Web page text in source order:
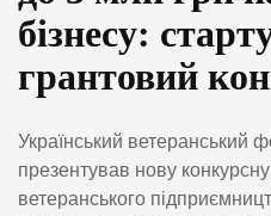
бізнесу:
грантовий
Український ветеранський
презентував нову
ветеранського